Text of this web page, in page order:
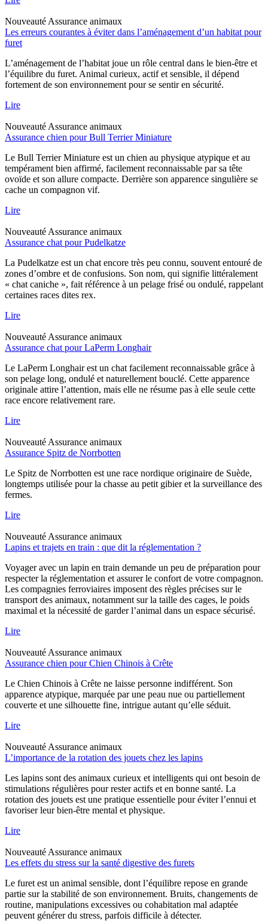
Nouveauté Assurance animaux
Les erreurs courantes à éviter dans l’aménagement d’un habitat pour
furet
L’aménagement de l’habitat joue un rôle central dans le bien-être et
l’équilibre du furet. Animal curieux, actif et sensible, il dépend
fortement de son environnement pour se sentir en sécurité.
Lire
Nouveauté Assurance animaux
Assurance chien pour Bull Terrier Miniature
Le Bull Terrier Miniature est un chien au physique atypique et au
tempérament bien affirmé, facilement reconnaissable par sa tête
ovoïde et son allure compacte. Derrière son apparence singulière se
cache un compagnon vif.
Lire
Nouveauté Assurance animaux
Assurance chat pour Pudelkatze
La Pudelkatze est un chat encore très peu connu, souvent entouré de
zones d’ombre et de confusions. Son nom, qui signifie littéralement
« chat caniche », fait référence à un pelage frisé ou ondulé, rappelant
certaines races dites rex.
Lire
Nouveauté Assurance animaux
Assurance chat pour LaPerm Longhair
Le LaPerm Longhair est un chat facilement reconnaissable grâce à
son pelage long, ondulé et naturellement bouclé. Cette apparence
originale attire l’attention, mais elle ne résume pas à elle seule cette
race encore relativement rare.
Lire
Nouveauté Assurance animaux
Assurance Spitz de Norrbotten
Le Spitz de Norrbotten est une race nordique originaire de Suède,
longtemps utilisée pour la chasse au petit gibier et la surveillance des
fermes.
Lire
Nouveauté Assurance animaux
Lapins et trajets en train : que dit la réglementation ?
Voyager avec un lapin en train demande un peu de préparation pour
respecter la réglementation et assurer le confort de votre compagnon.
Les compagnies ferroviaires imposent des règles précises sur le
transport des animaux, notamment sur la taille des cages, le poids
maximal et la nécessité de garder l’animal dans un espace sécurisé.
Lire
Nouveauté Assurance animaux
Assurance chien pour Chien Chinois à Crête
Le Chien Chinois à Crête ne laisse personne indifférent. Son
apparence atypique, marquée par une peau nue ou partiellement
couverte et une silhouette fine, intrigue autant qu’elle séduit.
Lire
Nouveauté Assurance animaux
L’importance de la rotation des jouets chez les lapins
Les lapins sont des animaux curieux et intelligents qui ont besoin de
stimulations régulières pour rester actifs et en bonne santé. La
rotation des jouets est une pratique essentielle pour éviter l’ennui et
favoriser leur bien-être mental et physique.
Lire
Nouveauté Assurance animaux
Les effets du stress sur la santé digestive des furets
Le furet est un animal sensible, dont l’équilibre repose en grande
partie sur la stabilité de son environnement. Bruits, changements de
routine, manipulations excessives ou cohabitation mal adaptée
peuvent générer du stress, parfois difficile à détecter.